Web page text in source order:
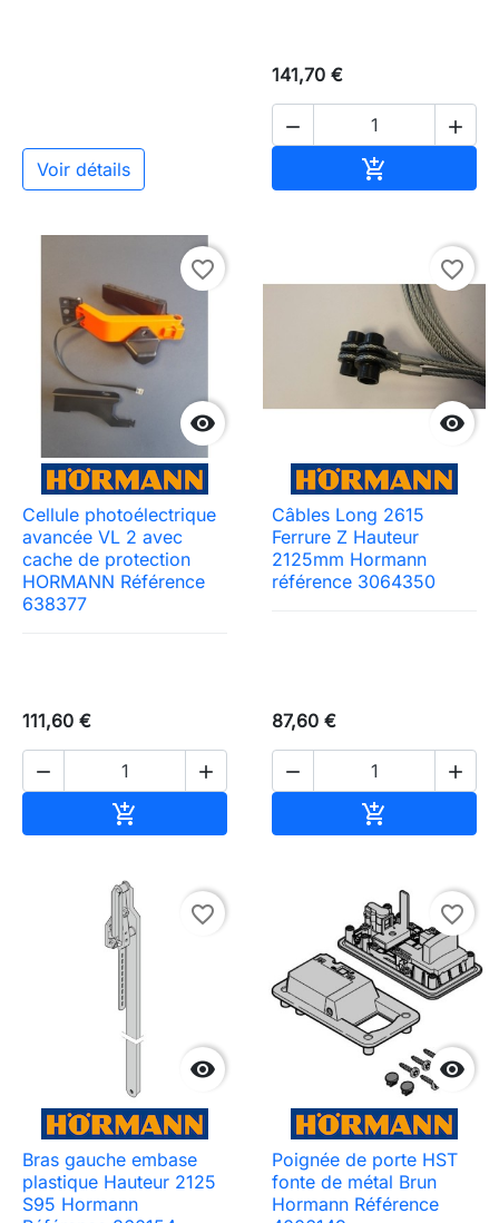
Voir détails
141,70 €
 


favorite_border
Cellule photoélectrique
avancée VL 2 avec
cache de protection
HORMANN Référence
638377
111,60 €
 


favorite_border
Câbles Long 2615
Ferrure Z Hauteur
2125mm Hormann
référence 3064350
87,60 €
 


favorite_border
Bras gauche embase
plastique Hauteur 2125
S95 Hormann

favorite_border
Poignée de porte HST
fonte de métal Brun
Hormann Référence